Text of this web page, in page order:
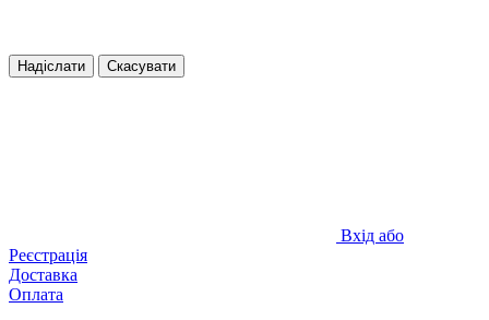
Надіслати Скасувати
Вхід або
Реєстрація
Доставка
Оплата